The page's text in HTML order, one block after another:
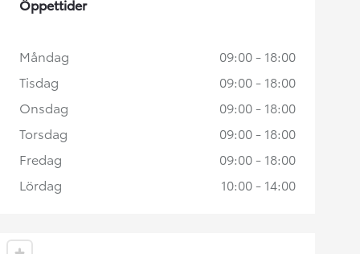
Öppettider
Måndag
09:00 - 18:00
Tisdag
09:00 - 18:00
Onsdag
09:00 - 18:00
Torsdag
09:00 - 18:00
Fredag
09:00 - 18:00
Lördag
10:00 - 14:00